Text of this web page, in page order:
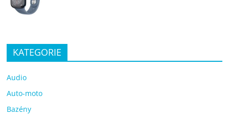
KATEGORIE
Audio
Auto-moto
Bazény